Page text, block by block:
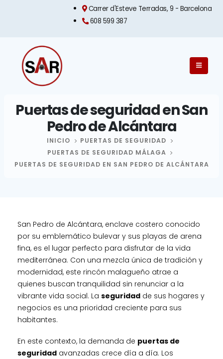
Carrer d'Esteve Terradas, 9 - Barcelona​
608 599 387
Puertas de seguridad en San
Pedro de Alcántara
INICIO
PUERTAS DE SEGURIDAD
PUERTAS DE SEGURIDAD MÁLAGA
PUERTAS DE SEGURIDAD EN SAN PEDRO DE ALCÁNTARA
San Pedro de Alcántara, enclave costero conocido
por su emblemático bulevar y sus playas de arena
fina, es el lugar perfecto para disfrutar de la vida
mediterránea. Con una mezcla única de tradición y
modernidad, este rincón malagueño atrae a
quienes buscan tranquilidad sin renunciar a la
vibrante vida social. La seguridad de sus hogares y
negocios es una prioridad creciente para sus
habitantes.
En este contexto, la demanda de puertas de
seguridad avanzadas crece día a día. Los